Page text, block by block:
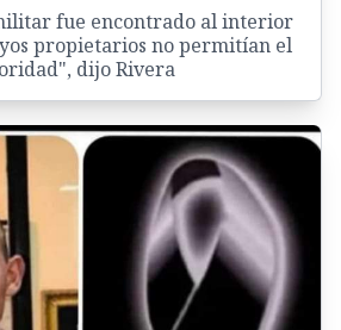
fue encontrado al interior
propietarios no permitían el
dijo Rivera